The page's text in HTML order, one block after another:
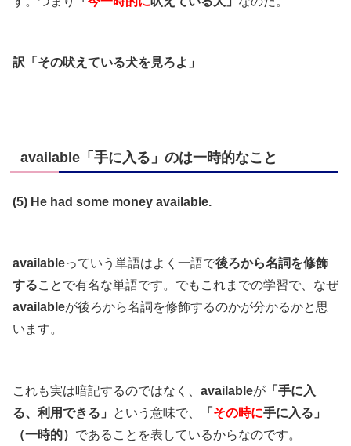
訳「その吠えている犬を見ろよ」
available「手に入る」のは一時的なこと
(5) He had some money available.
availableっていう単語はよく一語で後ろから名詞を修飾
することで有名な単語です。でもこれまでの学習で、なぜ
availableが後ろから名詞を修飾するのかが分かるかと思
います。
これも実は暗記するのではなく、 availableが 「手に入
る、利用できる」
という意味で、 「 その時に手に入る」
（一時的） であることを表しているからなのです。